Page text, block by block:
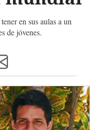
en sus aulas a un
de jóvenes.